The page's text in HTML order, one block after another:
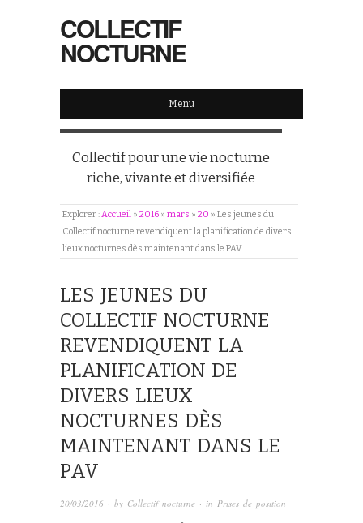
COLLECTIF
NOCTURNE
Menu
Collectif pour une vie nocturne
riche, vivante et diversifiée
Explorer :Accueil » 2016 » mars » 20 » Les jeunes du
Collectif nocturne revendiquent la planification de divers
lieux nocturnes dès maintenant dans le PAV
LES JEUNES DU
COLLECTIF NOCTURNE
REVENDIQUENT LA
PLANIFICATION DE
DIVERS LIEUX
NOCTURNES DÈS
MAINTENANT DANS LE
PAV
20/03/2016 · by Collectif nocturne · in Prises de position